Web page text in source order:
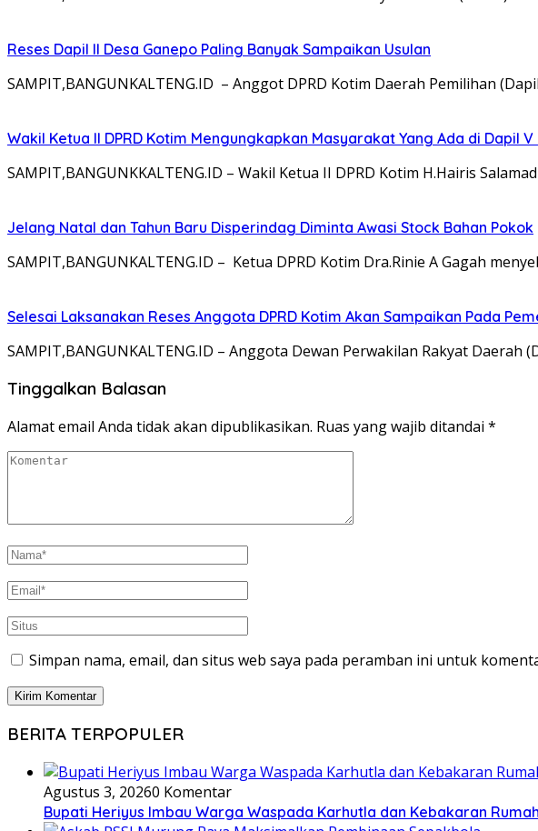
Reses Dapil II Desa Ganepo Paling Banyak Sampaikan Usulan
SAMPIT,BANGUNKALTENG.ID – Anggot DPRD Kotim Daerah Pemilihan
Wakil Ketua II DPRD Kotim Mengungkapkan Masyarakat Yang Ada di Dapil
SAMPIT,BANGUNKKALTENG.ID – Wakil Ketua II DPRD Kotim H.Hairis
Jelang Natal dan Tahun Baru Disperindag Diminta Awasi Stock Bahan Pokok
SAMPIT,BANGUNKALTENG.ID – Ketua DPRD Kotim Dra.Rinie A Gagah
Selesai Laksanakan Reses Anggota DPRD Kotim Akan Sampaikan Pada
SAMPIT,BANGUNKALTENG.ID – Anggota Dewan Perwakilan Rakyat
Tinggalkan Balasan
Alamat email Anda tidak akan dipublikasikan. Ruas yang wajib ditandai *
Simpan nama, email, dan situs web saya pada peramban ini untuk
BERITA TERPOPULER
Agustus 3, 20260 Komentar
Bupati Heriyus Imbau Warga Waspada Karhutla dan Kebakaran